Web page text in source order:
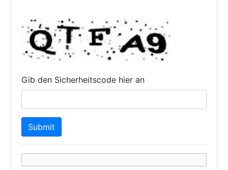
Gib den Sicherheitscode hier an